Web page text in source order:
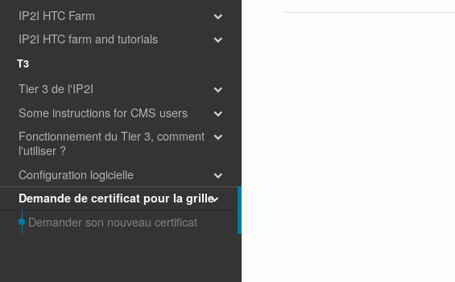
IP2I HTC Farm
IP2I HTC farm and tutorials
T3
Tier 3 de l'IP2I
Some instructions for CMS users
Fonctionnement du Tier 3, comment
l'utiliser ?
Configuration logicielle
Demande de certificat pour la grille
Demander son nouveau certificat